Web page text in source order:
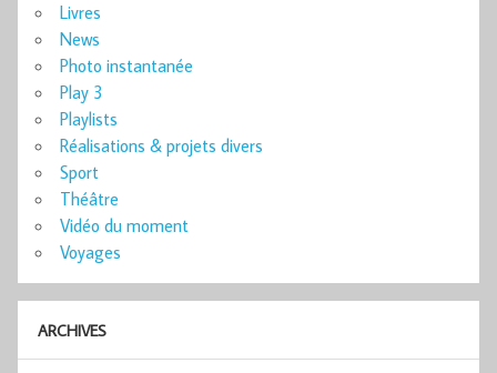
Livres
News
Photo instantanée
Play 3
Playlists
Réalisations & projets divers
Sport
Théâtre
Vidéo du moment
Voyages
ARCHIVES